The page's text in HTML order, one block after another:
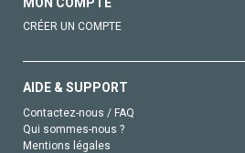
CRÉER UN COMPTE
AIDE & SUPPORT
Contactez-nous / FAQ
Qui sommes-nous ?
Mentions légales